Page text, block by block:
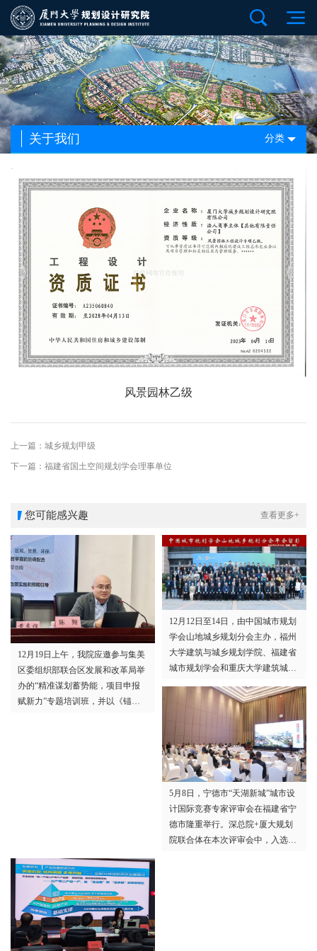
关于我们 分类
风景园林乙级
上一篇：城乡规划甲级
下一篇：福建省国土空间规划学会理事单位
您可能感兴趣 查看更多+
12月19日上午，我院应邀参与集美
区委组织部联合区发展和改革局举
办的“精准谋划蓄势能，项目申报
赋新力”专题培训班，并以《锚
12月12日至14日，由中国城市规划
学会山地城乡规划分会主办，福州
大学建筑与城乡规划学院、福建省
城市规划学会和重庆大学建筑城规
会山地城乡规划分会年会在福建福
州召开。厦门大学规划设计研究院
积极组织专业技术人员参加年会并
在相关论坛进行专题报告和学术交
流。
5月8日，宁德市“天湖新城”城市设
计国际竞赛专家评审会在福建省宁
德市隆重举行。深总院+厦大规划
院联合体在本次评审会中，入选前